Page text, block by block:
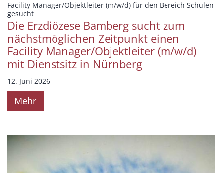
Facility Manager/Objektleiter (m/w/d) für den Bereich Schulen
gesucht:
Die Erzdiözese Bamberg sucht zum
nächstmöglichen Zeitpunkt einen
Facility Manager/Objektleiter (m/w/d)
mit Dienstsitz in Nürnberg
12. Juni 2026
Mehr